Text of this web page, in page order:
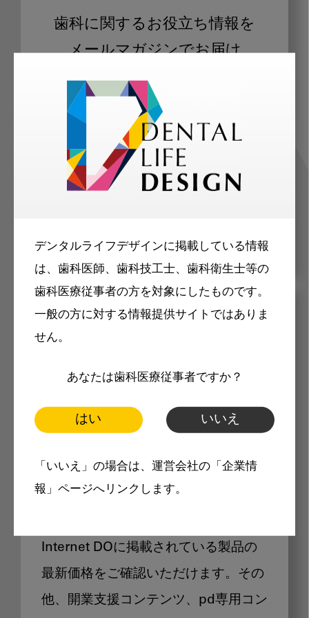
デンタルライフデザインに掲載している情報
は、歯科医師、歯科技工士、歯科衛生士等の
歯科医療従事者の方を対象にしたものです。
一般の方に対する情報提供サイトではありま
せん。
あなたは歯科医療従事者ですか？
はい いいえ
「いいえ」の場合は、運営会社の「企業情
報」ページへリンクします。
歯科に関するお役立ち情報を
メールマガジンでお届け
ご登録いただいた職種（歯科医師、歯
科衛生士、歯科技工士）に合わせた内
容のメールマガジンをお届けします。
メリット
製品価格も閲覧可能
Internet DOに掲載されている製品の
最新価格をご確認いただけます。その
他、開業支援コンテンツ、pd専用コン